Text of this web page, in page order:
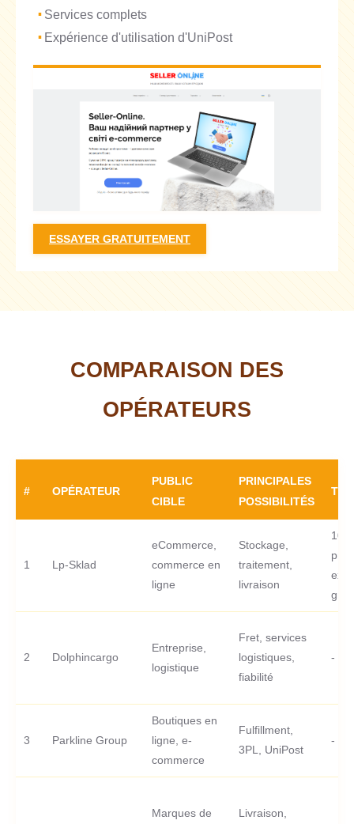
Services complets
Expérience d'utilisation d'UniPost
ESSAYER GRATUITEMENT
COMPARAISON DES
OPÉRATEURS
# OPÉRATEUR
PUBLIC
CIBLE
PRINCIPALES
POSSIBILITÉS
1 Lp-Sklad
eCommerce,
commerce en
ligne
Stockage,
traitement,
livraison
100
2 Dolphincargo
Entreprise,
logistique
Fret, services
logistiques,
fiabilité
-
3 Parkline Group
Boutiques en
ligne, e-
commerce
Fulfillment,
3PL, UniPost
-
Marques de
Livraison,